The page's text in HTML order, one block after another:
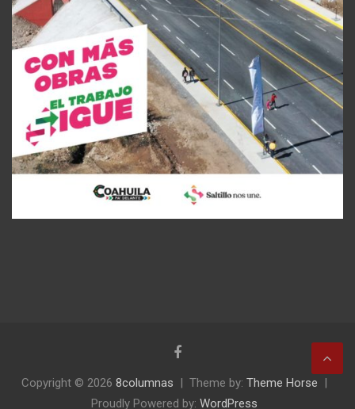
Copyright © 2026 8columnas Theme by: Theme Horse
Proudly Powered by: WordPress